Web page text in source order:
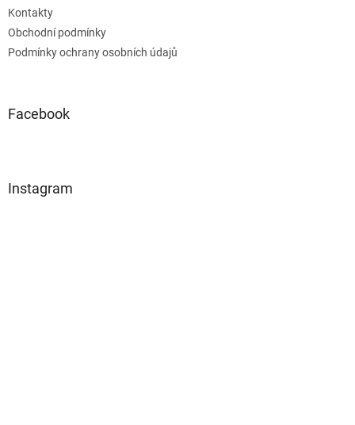
Kontakty
Obchodní podmínky
Podmínky ochrany osobních údajů
Facebook
Instagram